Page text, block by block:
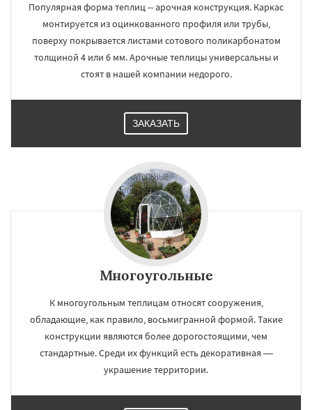
Популярная форма теплиц -- арочная конструкция. Каркас
монтируется из оцинкованного профиля или трубы,
поверху покрывается листами сотового поликарбонатом
толщиной 4 или 6 мм. Арочные теплицы универсальны и
стоят в нашей компании недорого.
ЗАКАЗАТЬ
Многоугольные
К многоугольным теплицам относят сооружения,
обладающие, как правило, восьмигранной формой. Такие
конструкции являются более дорогостоящими, чем
стандартные. Среди их функций есть декоративная —
украшение территории.